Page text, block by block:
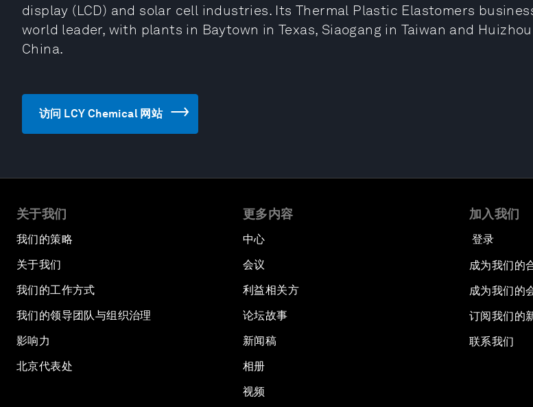
display (LCD) and solar cell industries. Its Thermal Plastic Elastomers
world leader, with plants in Baytown in Texas, Siaogang in Taiwan and
China.
访问 LCY Chemical 网站
关于我们
我们的策略
关于我们
我们的工作方式
我们的领导团队与组织治理
影响力
北京代表处
更多内容
中心
会议
利益相关方
论坛故事
新闻稿
相册
视频
加入我们
登录
成为我们的
成为我们的
订阅我们的
联系我们